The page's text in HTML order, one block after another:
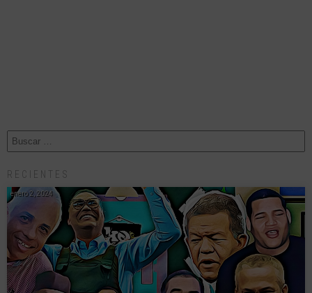
RECIENTES
enero 2, 2024